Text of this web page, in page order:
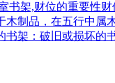
书架,财位的重要性
制品，在五行中
架：破旧或损坏